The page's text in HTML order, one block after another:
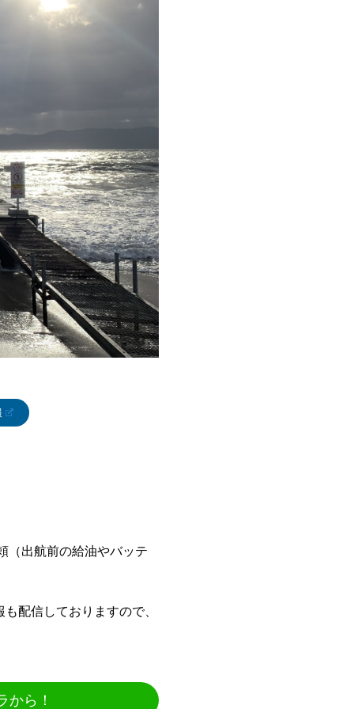
（出航前の給油やバッテ
配信しておりますので、
から！